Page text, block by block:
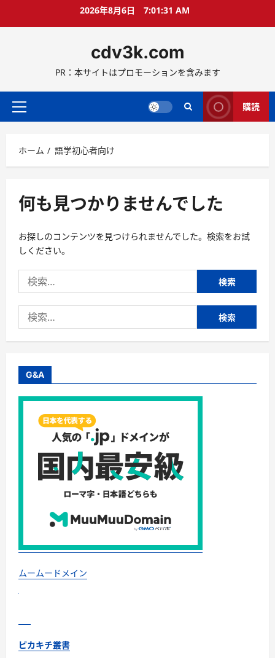
ス
ッ
2026年8月6日 7:01:31 AM
cdv3k.com
PR：本サイトはプロモーションを含みます
メ
メ
ニ
ー
購読
ホーム 語学初心者向け
何も見つかりませんでした
お探しのコンテンツを見つけられませんでした。検索をお試
しください。
索:
索:
G&A
ムームードメイン
ピカキチ叢書